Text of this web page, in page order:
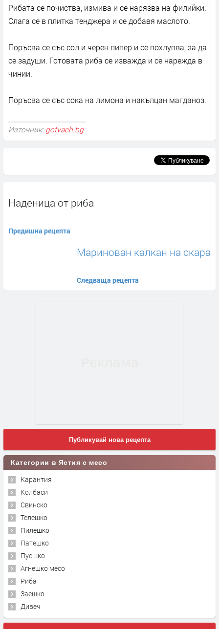
Рибата се почиства, измива и се нарязва на филийки.
Слага се в плитка тенджера и се добавя маслото.
Поръсва се със сол и черен пипер и се похлупва, за да
се задуши. Готовата риба се изважда и се нарежда в
чинии.
Поръсва се със сока на лимона и накълцан магданоз.
Източник: gotvach.bg
Наденица от риба
Предишна рецепта
Маринован калкан на скара
Следваща рецепта
Публикувай нова рецепта
Категории в Ястия с месо
Карантия
Колбаси
Свинско
Телешко
Пилешко
Патешко
Пуешко
Агнешко месо
Риба
Заешко
Дивеч